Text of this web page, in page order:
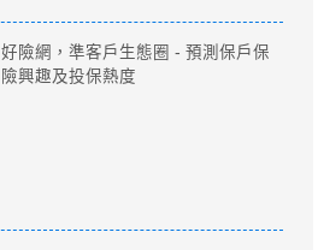
好險網，準客戶生態圈 - 預測保戶保
險興趣及投保熱度